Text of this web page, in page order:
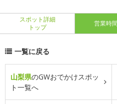
スポット詳細
トップ
営業時
一覧に戻る
山梨県のGWおでかけスポッ
ト一覧へ